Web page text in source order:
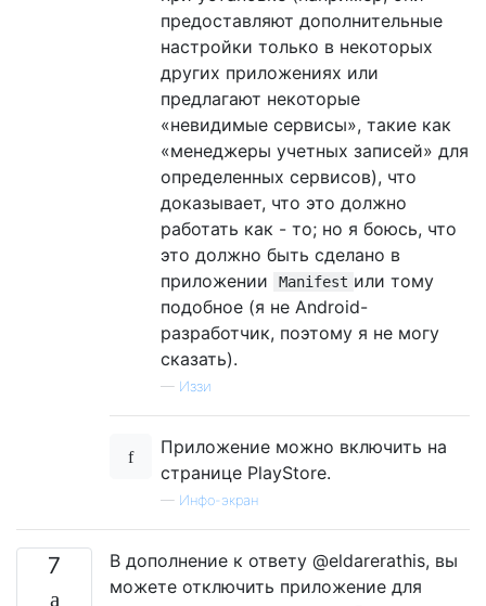
предоставляют дополнительные
настройки только в некоторых
других приложениях или
предлагают некоторые
«невидимые сервисы», такие как
«менеджеры учетных записей» для
определенных сервисов), что
доказывает, что это должно
работать как - то; но я боюсь, что
это должно быть сделано в
приложении
Manifest или тому
подобное (я не Android-
разработчик, поэтому я не могу
сказать).
— Иззи
Приложение можно включить на
странице PlayStore.
— Инфо-экран
7
В дополнение к ответу @eldarerathis, вы
можете отключить приложение для